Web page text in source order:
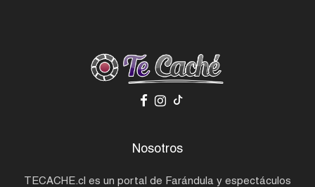
Nosotros
TECACHE.cl es un portal de Farándula y espectáculos